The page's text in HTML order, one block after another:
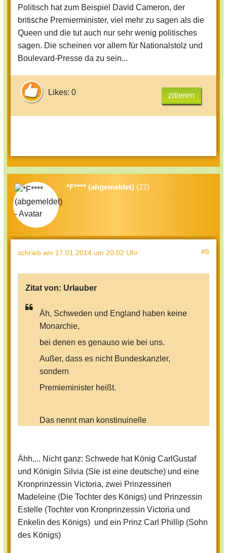
Charles hat 2 Kinder: William(31) und
Harry(29). William hat 1 Sohn Prinz
George(0)
Phillip(36). Zara hat 1 Tochter(0) deren
Name ist noch unbekannt. Phillip hat 2
Andrew hat 2 Kinder: Beatrice(25) und
Eugenie(23)
Politisch hat zum Beispiel David Cameron, der
britische Premierminister, viel mehr zu sagen als die
Queen und die tut auch nur sehr wenig politisches
sagen. Die scheinen vor allem für Nationalstolz und
Boulevard-Presse da zu sein...
Likes: 0 zitieren
*F**** (abgemeldet) (22)
schrieb am 17.01.2014 um 20:02 Uhr: #8
Zitat von: Urlauber
Äh, Schweden und England haben keine
Monarchie,
bei denen es genauso wie bei uns.
Außer, dass es nicht Bundeskanzler,
sondern
Premieminister heißt.
Das nennt man konstinuinelle
Na ja, Könige kosten eigentlich nur Geld,
sonst sind sie sch...
Ähh,... Nicht ganz: Schwede hat König CarlGustaf
und Königin Silvia (Sie ist eine deutsche) und eine
Kronprinzessin Victoria, zwei Prinzessinen
Madeleine (Die Tochter des Königs) und Prinzessin
Estelle (Tochter von Kronprinzessin Victoria und
Enkelin des Königs) und ein Prinz Carl Phillip (Sohn
des Königs)